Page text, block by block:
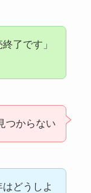
了です」
つからない
どうしよ